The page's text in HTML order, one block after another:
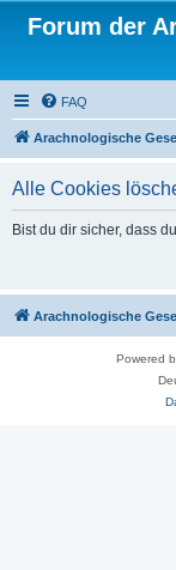
Forum der
FAQ
Arachnologische
Alle Cookies
Bist du dir sicher, dass
Arachnologische
Powered